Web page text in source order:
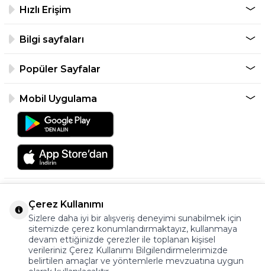
Hızlı Erişim
Bilgi sayfaları
Popüler Sayfalar
Mobil Uygulama
©2026 Tüm Hakkı Saklıdır.
ayakkabıonline.com
Çerez Kullanımı
Sizlere daha iyi bir alışveriş deneyimi sunabilmek için
sitemizde çerez konumlandırmaktayız, kullanmaya
devam ettiğinizde çerezler ile toplanan kişisel
verileriniz Çerez Kullanımı Bilgilendirmelerimizde
belirtilen amaçlar ve yöntemlerle mevzuatına uygun